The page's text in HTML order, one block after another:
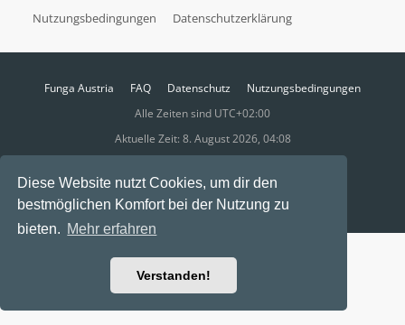
Diese Website nutzt Cookies, um dir den
bestmöglichen Komfort bei der Nutzung zu
bieten. Mehr erfahren
Verstanden!
Nutzungsbedingungen Datenschutzerklärung
Funga Austria FAQ Datenschutz
Nutzungsbedingungen
Alle Zeiten sind UTC+02:00
Aktuelle Zeit: 8. August 2026, 04:08
Ravaio Theme byGramziu